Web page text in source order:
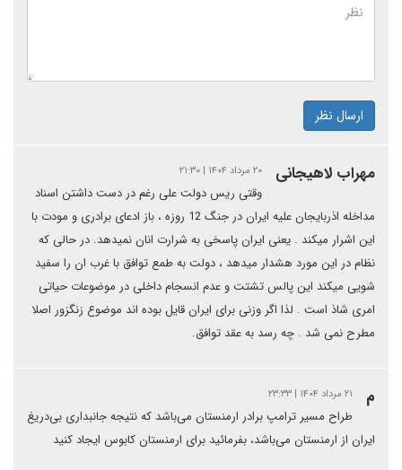
ارسال نظر
مهراب لاهیجانی ۲۰ مرداد ۱۴۰۴ | ۲۱:۳۰
وقتی ریس دولت علی رغم در دست داشتن اسناد
مداخله اذربایجان علیه ایران در جنگ 12 روزه ، باز ادعای برادری و مودت با
این اشرار میکند . یعنی ایران پاسخی به شرارت انان نمیدهد. در حالی که
نظام در این مورد هشدار میدهد ، دولت به طمع توافق با غرب ان را سفید
شویی میکند این پالس تشتت و عدم انسجام داخلی در موضوعات حیاتی
امری شاذ است . لذا اگر وزنی برای ایران قایل بوده اند موضوع زنگزور اصلا
مطرح نمی شد . چه رسد به عقد توافق.
م ۲۱ مرداد ۱۴۰۴ | ۲۳:۳۳
طراح مسیر ترامپ برادر ارمنستان می‌باشد که نتیجه جانبداری بی‌دریغ
ایران از ارمنستان می‌باشد، بفرمائید برای ارمنستان کابوس ایجاد کنید